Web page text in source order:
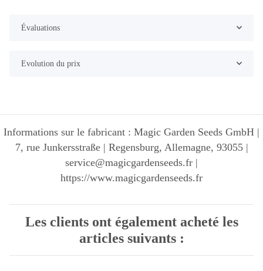
Évaluations
Evolution du prix
Informations sur le fabricant : Magic Garden Seeds GmbH |
7, rue Junkersstraße | Regensburg, Allemagne, 93055 |
service@magicgardenseeds.fr |
https://www.magicgardenseeds.fr
Les clients ont également acheté les
articles suivants :